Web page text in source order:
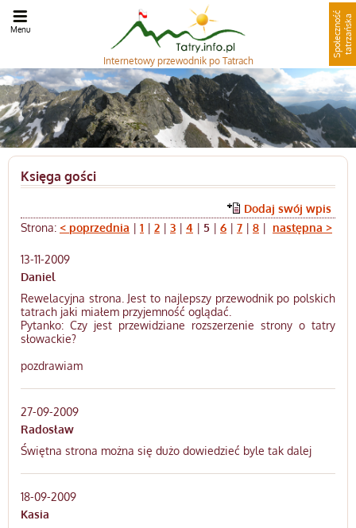
Internetowy przewodnik po Tatrach
S
p
o
ł
e
c
z
n
oś
ć
t
a
t
r
z
a
ń
s
ka
Menu
Księga gości
Dodaj swój wpis
Strona: < poprzednia | 1 | 2 | 3 | 4 | 5 | 6 | 7 | 8 | następna >
13-11-2009
Daniel
Rewelacyjna strona. Jest to najlepszy przewodnik po polskich
tatrach jaki miałem przyjemność oglądać.
Pytanko: Czy jest przewidziane rozszerzenie strony o tatry
słowackie?
pozdrawiam
27-09-2009
Radosław
Świętna strona można się dużo dowiedzieć byle tak dalej
18-09-2009
Kasia